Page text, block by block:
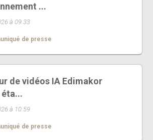
...
à 09:33
de presse
de vidéos IA Edimakor
à 10:59
de presse